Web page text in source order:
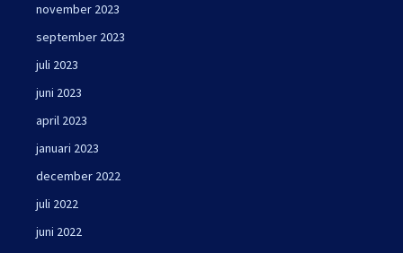
november 2023
september 2023
juli 2023
juni 2023
april 2023
januari 2023
december 2022
juli 2022
juni 2022